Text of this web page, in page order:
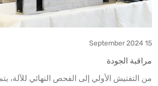
15 September 2024
مراقبة الجودة
من التفتيش الأولي إلى الفحص النهائي